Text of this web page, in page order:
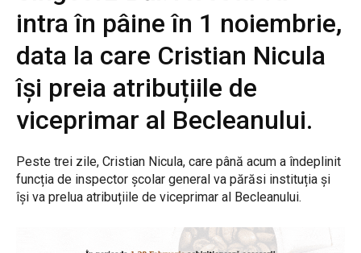
intra în pâine în 1 noiembrie,
data la care Cristian Nicula
își preia atribuțiile de
viceprimar al Becleanului.
Peste trei zile, Cristian Nicula, care până acum a îndeplinit
funcția de inspector școlar general va părăsi instituția și
își va prelua atribuțiile de viceprimar al Becleanului.